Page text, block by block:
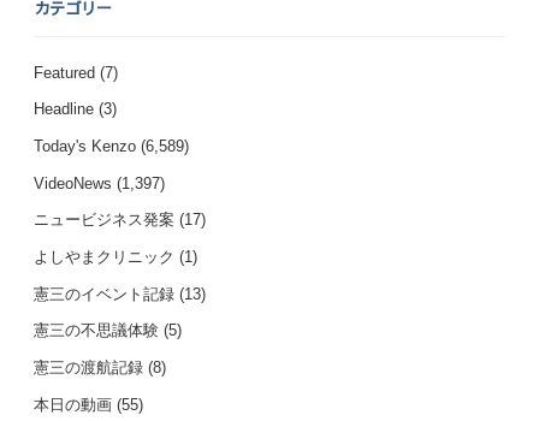
カテゴリー
Featured (7)
Headline (3)
Today's Kenzo (6,589)
VideoNews (1,397)
ニュービジネス発案 (17)
よしやまクリニック (1)
憲三のイベント記録 (13)
憲三の不思議体験 (5)
憲三の渡航記録 (8)
本日の動画 (55)